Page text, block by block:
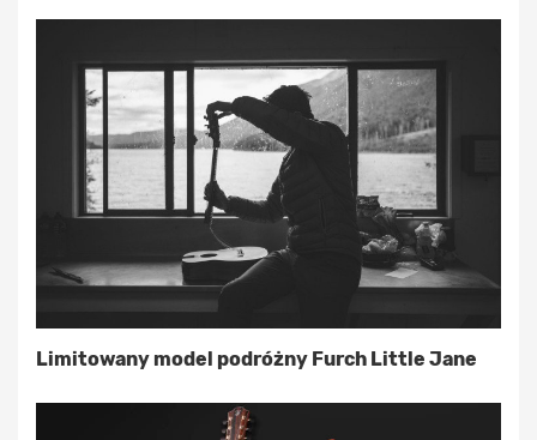
Limitowany model podróżny Furch Little Jane